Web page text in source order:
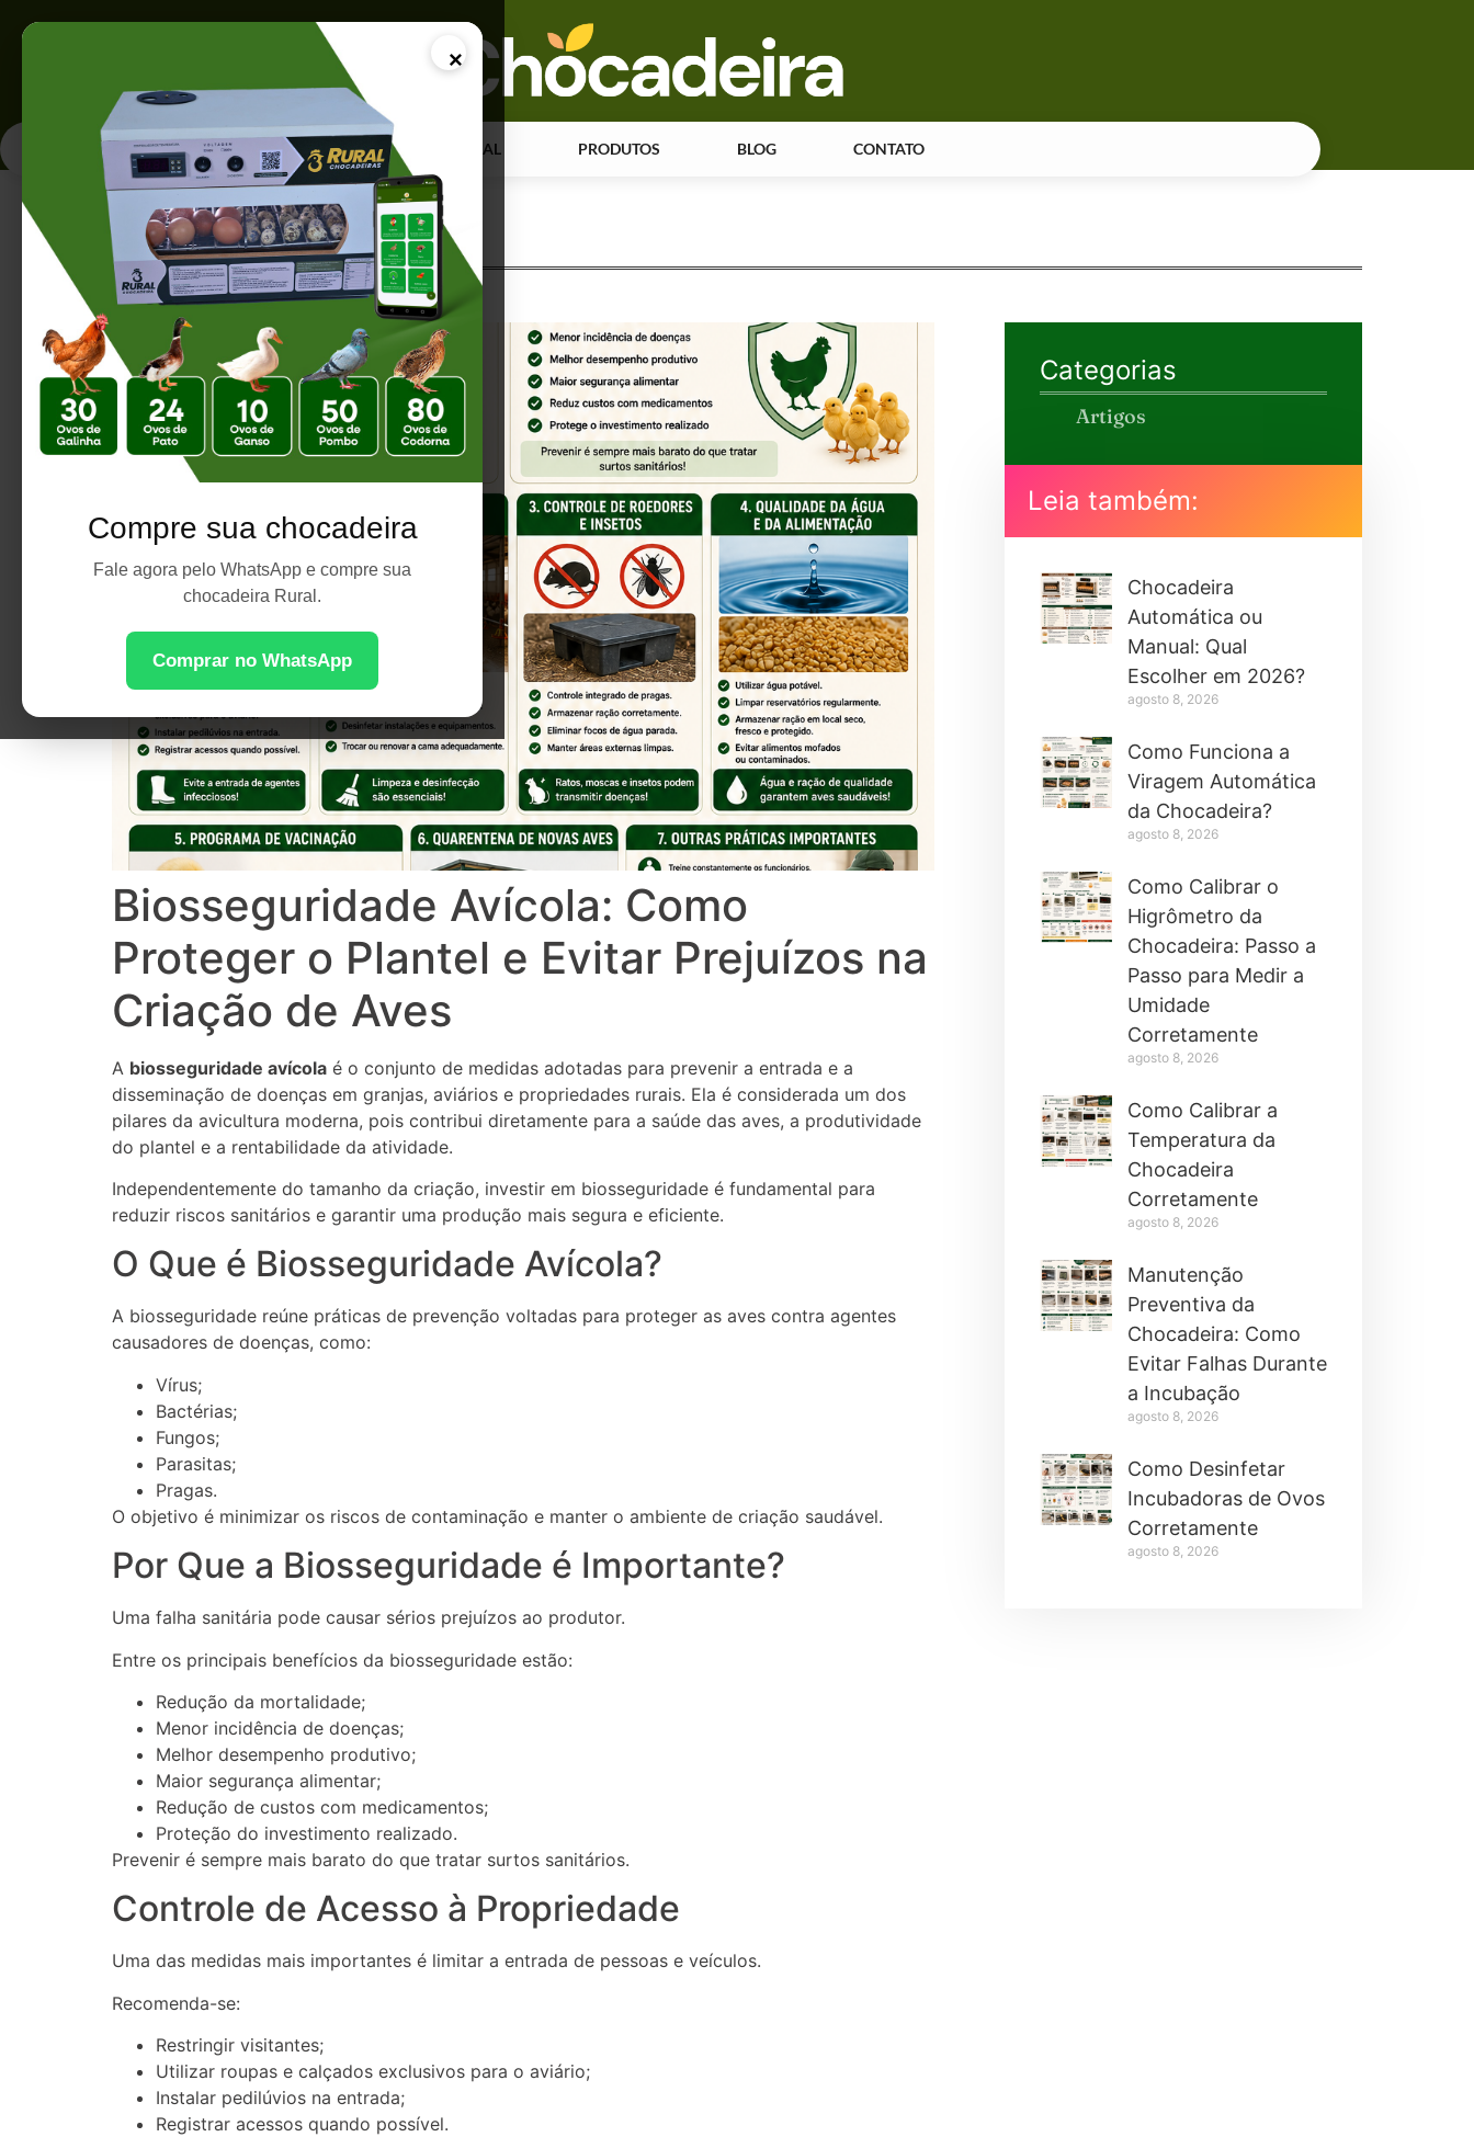
×
Compre sua chocadeira
Fale agora pelo WhatsApp e compre sua
chocadeira Rural.
Comprar no WhatsApp
PÁGINA INICIAL PRODUTOS BLOG CONTATO
Página Inicial |
Biosseguridade Avícola: Como
Proteger o Plantel e Evitar Prejuízos na
Criação de Aves
A biosseguridade avícola é o conjunto de medidas adotadas para prevenir a entrada e a
disseminação de doenças em granjas, aviários e propriedades rurais. Ela é considerada um dos
pilares da avicultura moderna, pois contribui diretamente para a saúde das aves, a produtividade
do plantel e a rentabilidade da atividade.
Independentemente do tamanho da criação, investir em biosseguridade é fundamental para
reduzir riscos sanitários e garantir uma produção mais segura e eficiente.
O Que é Biosseguridade Avícola?
A biosseguridade reúne práticas de prevenção voltadas para proteger as aves contra agentes
causadores de doenças, como:
Vírus;
Bactérias;
Fungos;
Parasitas;
Pragas.
O objetivo é minimizar os riscos de contaminação e manter o ambiente de criação saudável.
Por Que a Biosseguridade é Importante?
Uma falha sanitária pode causar sérios prejuízos ao produtor.
Entre os principais benefícios da biosseguridade estão:
Redução da mortalidade;
Menor incidência de doenças;
Melhor desempenho produtivo;
Maior segurança alimentar;
Redução de custos com medicamentos;
Proteção do investimento realizado.
Prevenir é sempre mais barato do que tratar surtos sanitários.
Controle de Acesso à Propriedade
Uma das medidas mais importantes é limitar a entrada de pessoas e veículos.
Recomenda-se:
Restringir visitantes;
Utilizar roupas e calçados exclusivos para o aviário;
Instalar pedilúvios na entrada;
Registrar acessos quando possível.
Categorias
Artigos
Leia também:
Chocadeira
Automática ou
Manual: Qual
Escolher em 2026?
agosto 8, 2026
Como Funciona a
Viragem Automática
da Chocadeira?
agosto 8, 2026
Como Calibrar o
Higrômetro da
Chocadeira: Passo a
Passo para Medir a
Umidade
Corretamente
agosto 8, 2026
Como Calibrar a
Temperatura da
Chocadeira
Corretamente
agosto 8, 2026
Manutenção
Preventiva da
Chocadeira: Como
Evitar Falhas Durante
a Incubação
agosto 8, 2026
Como Desinfetar
Incubadoras de Ovos
Corretamente
agosto 8, 2026